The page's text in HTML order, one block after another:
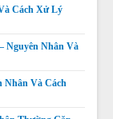
Cách Xử Lý
Nguyên Nhân Và
Nhân Và Cách